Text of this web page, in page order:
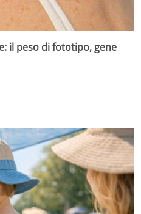
il peso di fototipo, gene